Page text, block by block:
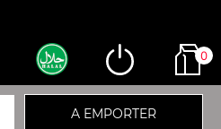
0
A EMPORTER